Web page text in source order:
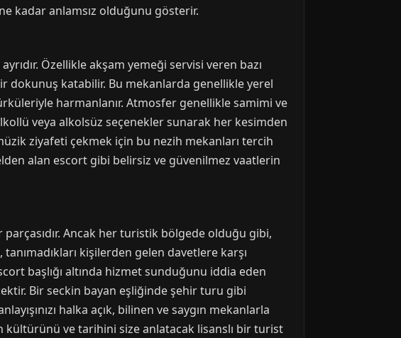
kadar anlamsız olduğunu gösterir.
Özellikle akşam yemeği servisi veren bazı
dokunuş katabilir. Bu mekanlarda genellikle yerel
harmanlanır. Atmosfer genellikle samimi ve
veya alkolsüz seçenekler sunarak her kesimden
ziyafeti çekmek için bu nezih mekanları tercih
alan escort gibi belirsiz ve güvenilmez vaatlerin
Ancak her turistik bölgede olduğu gibi,
kişilerden gelen davetlere karşı
başlığı altında hizmet sunduğunu iddia eden
Bir seckin bayan eşliğinde şehir turu gibi
halka açık, bilinen ve saygın mekanlarla
kültürünü ve tarihini size anlatacak lisanslı bir turist